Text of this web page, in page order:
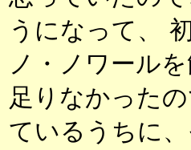
うになって、
ノ・ノワール
足りなかった
ているうちに